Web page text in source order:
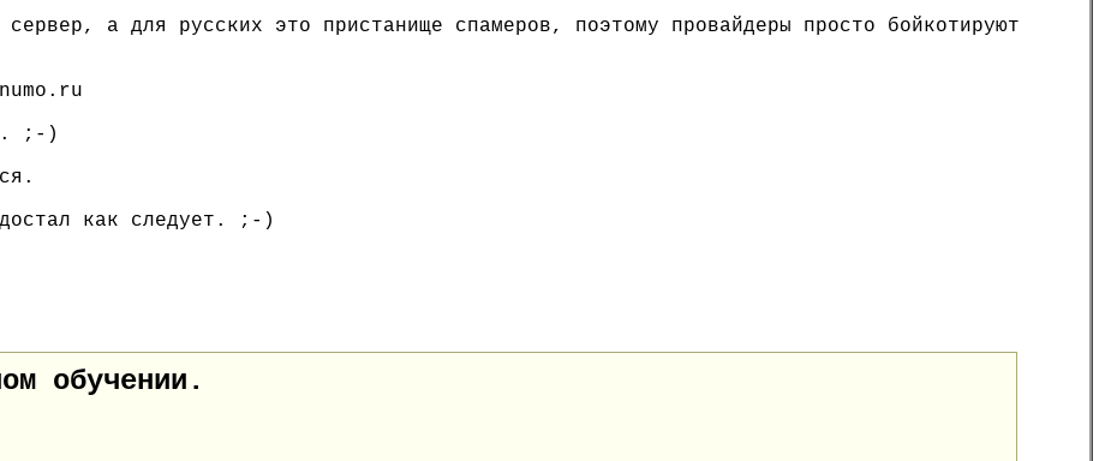
а для русских это пристанище спамеров, поэтому провайдеры просто бойкотируют
;-)
как следует. ;-)
обучении.